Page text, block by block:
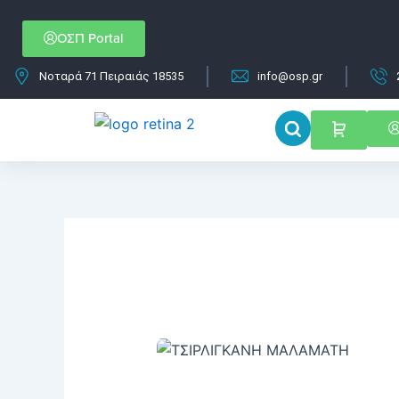
περιεχόμενο
ΟΣΠ Portal
Νοταρά 71 Πειραιάς 18535 info@osp.gr